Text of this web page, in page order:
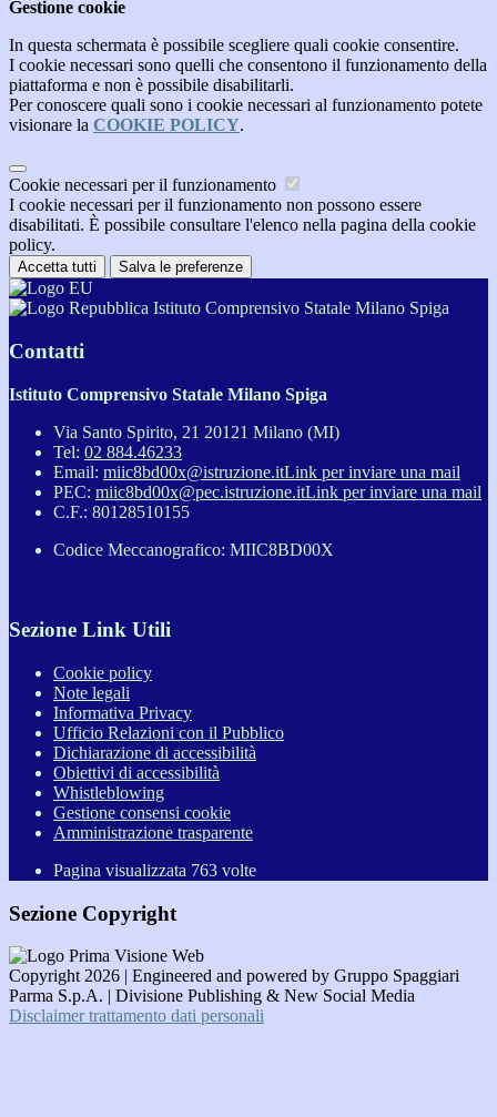
Gestione cookie
In questa schermata è possibile scegliere quali cookie consentire.
I cookie necessari sono quelli che consentono il funzionamento della
piattaforma e non è possibile disabilitarli.
Per conoscere quali sono i cookie necessari al funzionamento potete
visionare la COOKIE POLICY.
Cookie necessari per il funzionamento
I cookie necessari per il funzionamento non possono essere
disabilitati. È possibile consultare l'elenco nella pagina della cookie
policy.
Accetta tutti Salva le preferenze
Istituto Comprensivo Statale Milano Spiga
Contatti
Istituto Comprensivo Statale Milano Spiga
Via Santo Spirito, 21 20121 Milano (MI)
Tel: 02 884.46233
Email: miic8bd00x@istruzione.itLink per inviare una mail
PEC: miic8bd00x@pec.istruzione.itLink per inviare una mail
C.F.: 80128510155
Codice Meccanografico: MIIC8BD00X
Sezione Link Utili
Cookie policy
Note legali
Informativa Privacy
Ufficio Relazioni con il Pubblico
Dichiarazione di accessibilità
Obiettivi di accessibilità
Whistleblowing
Gestione consensi cookie
Amministrazione trasparente
Pagina visualizzata 763 volte
Sezione Copyright
Copyright 2026 | Engineered and powered by Gruppo Spaggiari
Parma S.p.A. | Divisione Publishing & New Social Media
Disclaimer trattamento dati personali